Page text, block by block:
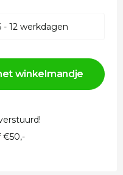
- 12 werkdagen
winkelmandje
€50,-